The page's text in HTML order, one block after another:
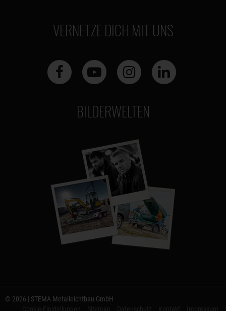
VERNETZE DICH MIT UNS
BILDERWELTEN
© 2026 | STEMA Metalleichtbau GmbH